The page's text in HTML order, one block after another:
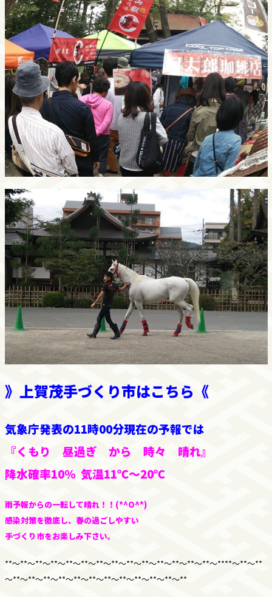
》 上賀茂手づくり市はこちら 《
気象庁発表の11時00分現在の予報では
『くもり 昼過ぎ から 時々 晴れ』
降水確率10％ 気温11℃～20℃
雨予報からの一転して晴れ！！(*^O^*)
感染対策を徹底し、春の過ごしやすい
手づくり市をお楽しみ下さい。
**～**～**～**～**～**～**～**～**～**～**～**～**～**～****～**～**
～**～**～**～**～**～**～**～**～**～**～**～**